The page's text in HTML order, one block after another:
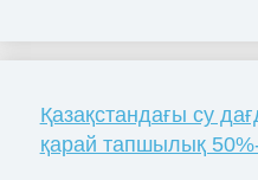
Қазақстандағы су
қарай тапшылық 50%-